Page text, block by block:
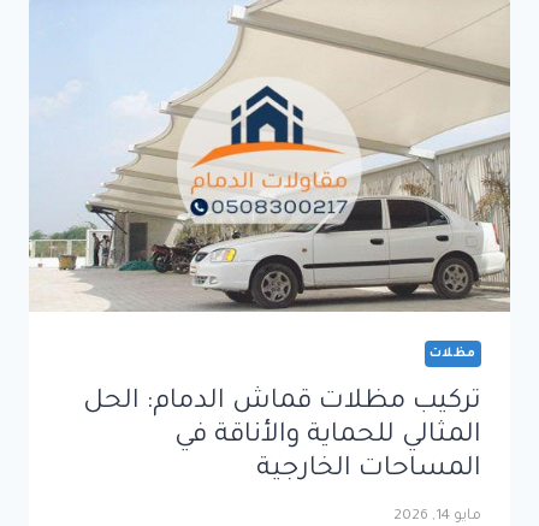
المساحات
بأناقة
عالية
مظلات
تركيب مظلات قماش الدمام: الحل
المثالي للحماية والأناقة في
المساحات الخارجية
مايو 14, 2026